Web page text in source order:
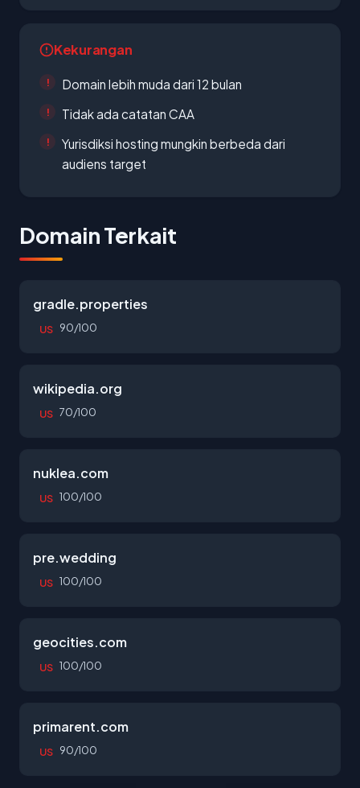
Kekurangan
Domain lebih muda dari 12 bulan
Tidak ada catatan CAA
Yurisdiksi hosting mungkin berbeda dari
audiens target
Domain Terkait
gradle.properties
US 90/100
wikipedia.org
US 70/100
nuklea.com
US 100/100
pre.wedding
US 100/100
geocities.com
US 100/100
primarent.com
US 90/100